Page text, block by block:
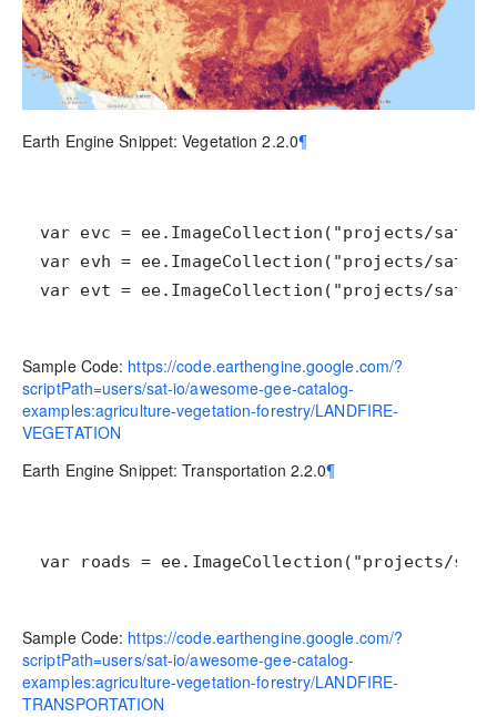
Earth Engine Snippet: Vegetation 2.2.0¶
var evt = ee.ImageCollection("projects/sat-
Sample Code: https://code.earthengine.google.com/?
scriptPath=users/sat-io/awesome-gee-catalog-
examples:agriculture-vegetation-forestry/LANDFIRE-
VEGETATION
Earth Engine Snippet: Transportation 2.2.0¶
var roads = ee.ImageCollection("projects/
Sample Code: https://code.earthengine.google.com/?
scriptPath=users/sat-io/awesome-gee-catalog-
examples:agriculture-vegetation-forestry/LANDFIRE-
TRANSPORTATION